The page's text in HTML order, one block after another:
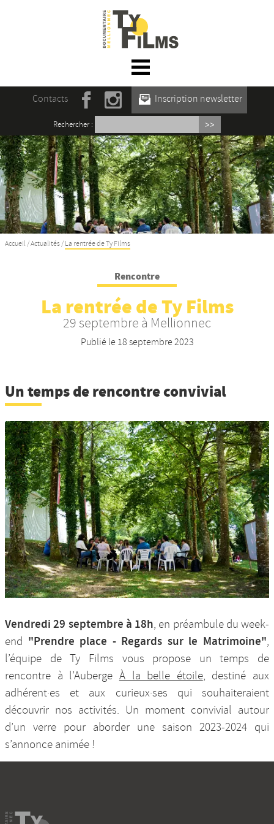
☰ Menu
Accueil
Actualités
L’association
Rencontres du film documentaire de
Mellionnec
Projections
Se former
Nos productions et +
Contacts Inscription newsletter
Rechercher :
Accueil /Actualités / La rentrée de Ty Films
Rencontre
La rentrée de Ty Films
29 septembre à Mellionnec
Publié le 18 septembre 2023
Un temps de rencontre convivial
Vendredi 29 septembre à 18h, en préambule du week-
end "Prendre place - Regards sur le Matrimoine",
l’équipe de Ty Films vous propose un temps de
rencontre à l’Auberge À la belle étoile, destiné aux
adhérent·es et aux curieux·ses qui souhaiteraient
découvrir nos activités. Un moment convivial autour
d’un verre pour aborder une saison 2023-2024 qui
s’annonce animée !